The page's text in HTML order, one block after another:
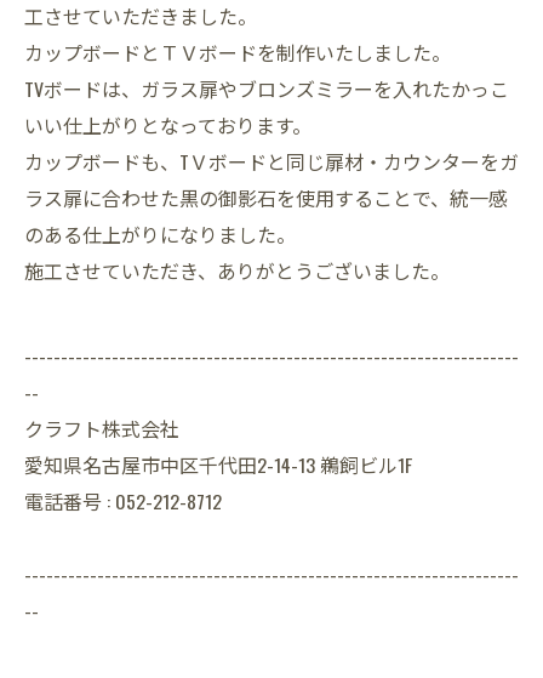
工させていただきました。
カップボードとＴＶボードを制作いたしました。
TVボードは、ガラス扉やブロンズミラーを入れたかっこ
いい仕上がりとなっております。
カップボードも、TＶボードと同じ扉材・カウンターをガ
ラス扉に合わせた黒の御影石を使用することで、統一感
のある仕上がりになりました。
施工させていただき、ありがとうございました。
--------------------------------------------------------------------
--
クラフト株式会社
愛知県名古屋市中区千代田2-14-13 鵜飼ビル1F
電話番号 : 052-212-8712
--------------------------------------------------------------------
--